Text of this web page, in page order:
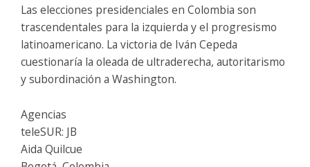
Las elecciones presidenciales en Colombia son
trascendentales para la izquierda y el progresismo
latinoamericano. La victoria de Iván Cepeda
cuestionaría la oleada de ultraderecha, autoritarismo
y subordinación a Washington.
Agencias
teleSUR: JB
Aida Quilcue